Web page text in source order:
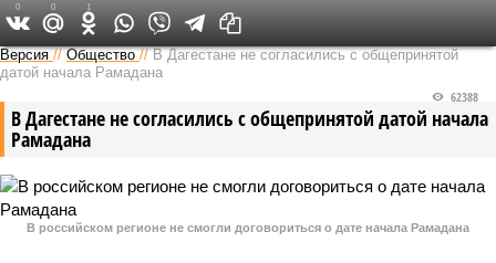
Версия на Кавказе
Версия //Общество //В Дагестане не согласились с общепринятой
датой начала Рамадана
В Дагестане не согласились с общепринятой датой начала
Рамадана
62388
В российском регионе не смогли договориться о дате начала Рамадана
0 0 1